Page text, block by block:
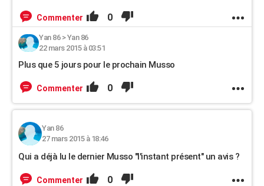
Commenter 0
Yan 86>Yan 86
22 mars 2015 à 03:51
Plus que 5 jours pour le prochain Musso
Commenter 0
Yan 86
27 mars 2015 à 18:46
Qui a déjà lu le dernier Musso "l'instant présent" un avis ?
Commenter 0